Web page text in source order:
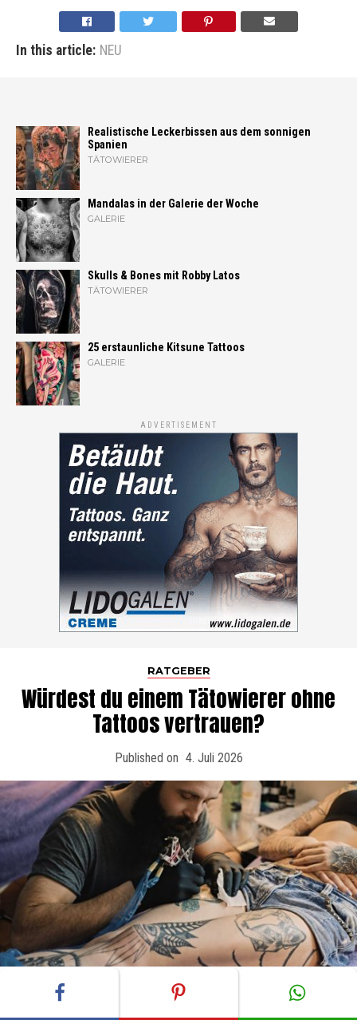
In this article: NEU
Realistische Leckerbissen aus dem sonnigen
Spanien
TÄTOWIERER
Mandalas in der Galerie der Woche
GALERIE
Skulls & Bones mit Robby Latos
TÄTOWIERER
25 erstaunliche Kitsune Tattoos
GALERIE
ADVERTISEMENT
RATGEBER
Würdest du einem Tätowierer ohne
Tattoos vertrauen?
Published on 4. Juli 2026
Foto: FXQuadro, shutterstock.com